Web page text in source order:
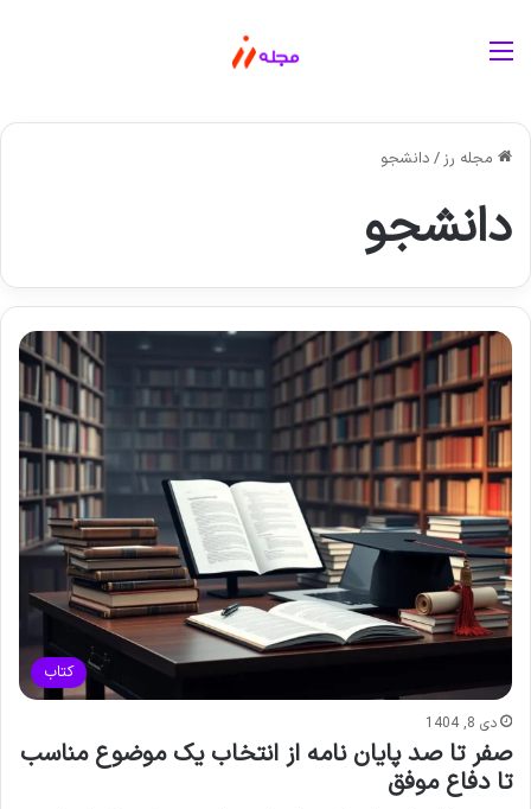
مجله رز/ دانشجو
دانشجو
کتاب
دی 8, 1404
صفر تا صد پایان نامه از انتخاب یک موضوع مناسب
تا دفاع موفق